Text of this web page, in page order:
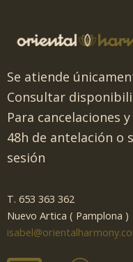
Se atiende
Consultar
Para cancelaciones
48h de antelación o
sesión
T. 653 363 362
Nuevo Artica ( Pamplona )